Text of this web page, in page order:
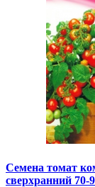
Семена томат
сверхранний 70-